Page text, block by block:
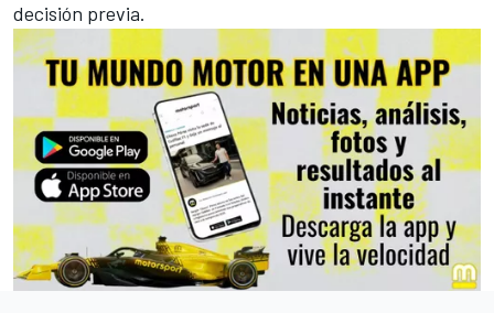
decisión previa.